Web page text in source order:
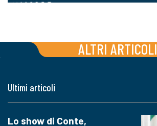
ALTRI ARTICOLI
Ultimi articoli
Lo show di Conte,